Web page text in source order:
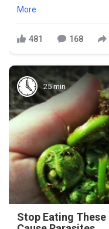
More
481 168
25 min
Stop Eating